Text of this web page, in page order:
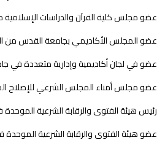
عضو مجلس كلية القرآن والدراسات الإسلامية من العام
عضو المجلس الأكاديمي بجامعة القدس من العام 2002م وحتى 2006 م . ومن العام 2008 م
عضو في لجان أكاديمية وإدارية متعددة في
عضو مجلس أمناء المجلس الشرعي للإصلاح
رئيس هيئة الفتوى والرقابة الشرعية الموحدة في البنك
عضو هيئة الفتوى والرقابة الشرعية الموحدة في البنك